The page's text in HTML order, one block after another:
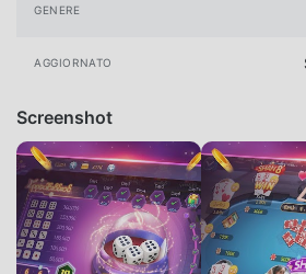
GENERE
AGGIORNATO
Screenshot